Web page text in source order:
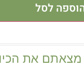
לסל
מצאתם את